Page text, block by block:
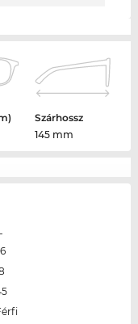
Szárhossz
145 mm